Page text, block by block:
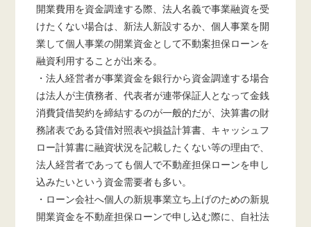
開業費用を資金調達する際、法人名義で事業融資を受
けたくない場合は、新法人新設するか、個人事業を開
業して個人事業の開業資金として不動案担保ローンを
融資利用することが出来る。
・法人経営者が事業資金を銀行から資金調達する場合
は法人が主債務者、代表者が連帯保証人となって金銭
消費貸借契約を締結するのが一般的だが、決算書の財
務諸表である貸借対照表や損益計算書、キャッシュフ
ロー計算書に融資状況を記載したくない等の理由で、
法人経営者であっても個人で不動産担保ローンを申し
込みたいという資金需要者も多い。
・ローン会社へ個人の新規事業立ち上げのための新規
開業資金を不動産担保ローンで申し込む際に、自社法